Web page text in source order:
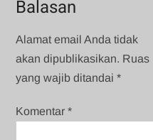
Balasan
Alamat email Anda tidak
akan dipublikasikan. Ruas
yang wajib ditandai*
Komentar*